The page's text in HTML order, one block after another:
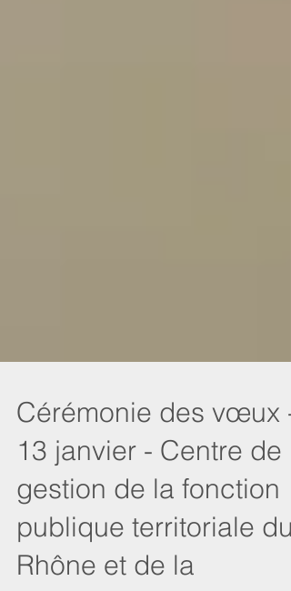
Cérémonie des vœux -
13 janvier - Centre de
gestion de la fonction
publique territoriale du